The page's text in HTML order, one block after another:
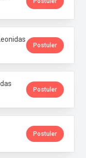
Postuler
Postuler
Postuler